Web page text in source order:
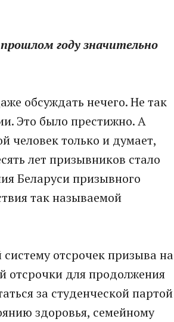
году значительно
обсуждать нечего. Не так
Это было престижно. А
человек только и думает,
лет призывников стало
Беларуси призывного
так называемой
отсрочек призыва на
отсрочки для продолжения
за студенческой партой
здоровья, семейному